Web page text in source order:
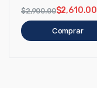
$2,900.00$2,610.00
Comprar